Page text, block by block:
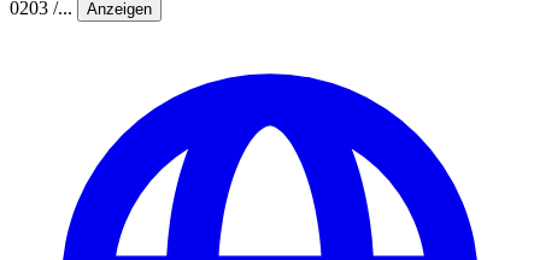
0203 /... Anzeigen